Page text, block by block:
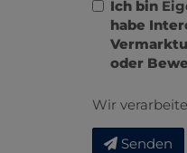
Ich bin
habe
oder
Wir
Senden